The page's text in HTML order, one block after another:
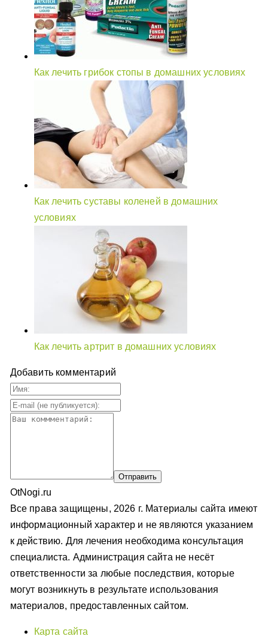
Как лечить грибок стопы в домашних условиях
Как лечить суставы коленей в домашних
условиях
Как лечить артрит в домашних условиях
Добавить комментарий
OtNogi.ru
Все права защищены, 2026 г. Материалы сайта имеют
информационный характер и не являются указанием
к действию. Для лечения необходима консультация
специалиста. Администрация сайта не несёт
ответственности за любые последствия, которые
могут возникнуть в результате использования
материалов, предоставленных сайтом.
Карта сайта